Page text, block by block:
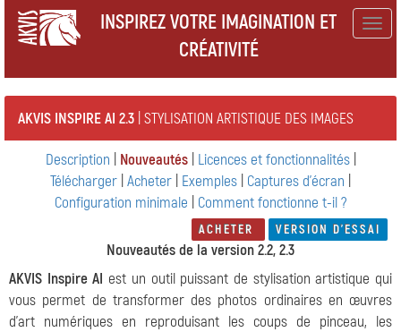
INSPIREZ VOTRE IMAGINATION ET
CRÉATIVITÉ
AKVIS INSPIRE AI 2.3 | STYLISATION ARTISTIQUE DES IMAGES
Description Nouveautés Licences et fonctionnalités|
Télécharger Acheter Exemples Captures d'écran
Configuration minimale
Comment fonctionne t-il ?
ACHETER VERSION D'ESSAI
Nouveautés de la version 2.2, 2.3
AKVIS Inspire AI est un outil puissant de stylisation artistique qui
vous permet de transformer des photos ordinaires en œuvres
d'art numériques en reproduisant les coups de pinceau, les